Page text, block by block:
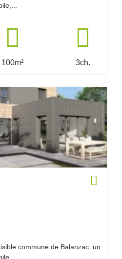
100m² 3ch.
commune de Balanzac, un